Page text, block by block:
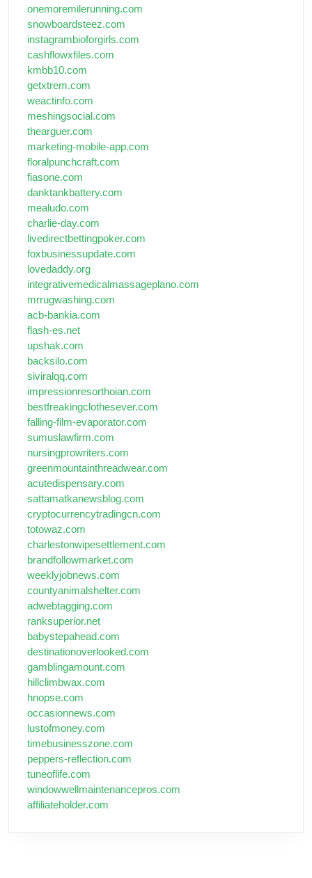
onemoremilerunning.com
snowboardsteez.com
instagrambioforgirls.com
cashflowxfiles.com
kmbb10.com
getxtrem.com
weactinfo.com
meshingsocial.com
thearguer.com
marketing-mobile-app.com
floralpunchcraft.com
fiasone.com
danktankbattery.com
mealudo.com
charlie-day.com
livedirectbettingpoker.com
foxbusinessupdate.com
lovedaddy.org
integrativemedicalmassageplano.com
mrrugwashing.com
acb-bankia.com
flash-es.net
upshak.com
backsilo.com
siviralqq.com
impressionresorthoian.com
bestfreakingclothesever.com
falling-film-evaporator.com
sumuslawfirm.com
nursingprowriters.com
greenmountainthreadwear.com
acutedispensary.com
sattamatkanewsblog.com
cryptocurrencytradingcn.com
totowaz.com
charlestonwipesettlement.com
brandfollowmarket.com
weeklyjobnews.com
countyanimalshelter.com
adwebtagging.com
ranksuperior.net
babystepahead.com
destinationoverlooked.com
gamblingamount.com
hillclimbwax.com
hnopse.com
occasionnews.com
lustofmoney.com
timebusinesszone.com
peppers-reflection.com
tuneoflife.com
windowwellmaintenancepros.com
affiliateholder.com